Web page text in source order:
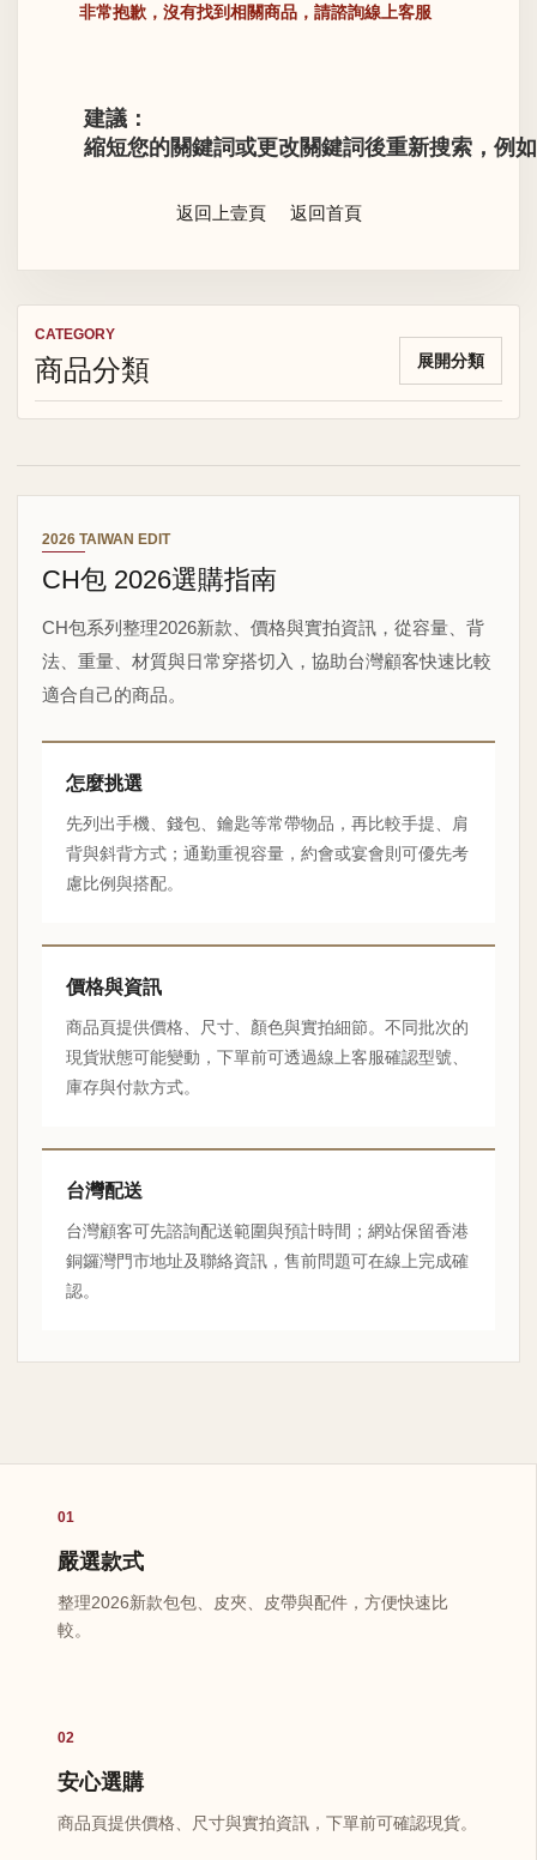
CATEGORY
商品分類 展開分類
非常抱歉，沒有找到相關商品，請諮詢線上客服
建議：
縮短您的關鍵詞或更改關鍵詞後重新搜索，例
返回上壹頁 返回首頁
2026 TAIWAN EDIT
CH包 2026選購指南
CH包系列整理2026新款、價格與實拍資訊，從容量、背
法、重量、材質與日常穿搭切入，協助台灣顧客快速比較
適合自己的商品。
怎麼挑選
先列出手機、錢包、鑰匙等常帶物品，再比較手提、肩
背與斜背方式；通勤重視容量，約會或宴會則可優先考
慮比例與搭配。
價格與資訊
商品頁提供價格、尺寸、顏色與實拍細節。不同批次的
現貨狀態可能變動，下單前可透過線上客服確認型號、
庫存與付款方式。
台灣配送
台灣顧客可先諮詢配送範圍與預計時間；網站保留香港
銅鑼灣門市地址及聯絡資訊，售前問題可在線上完成確
認。
01
嚴選款式
整理2026新款包包、皮夾、皮帶與配件，方便快速比
較。
02
安心選購
商品頁提供價格、尺寸與實拍資訊，下單前可確認現貨。